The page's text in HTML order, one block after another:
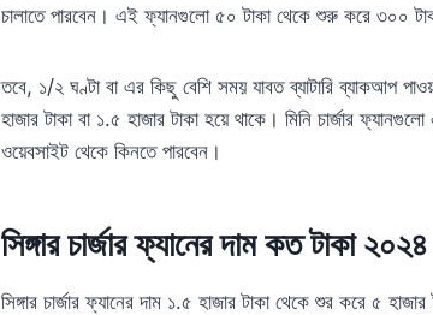
চালাতে পারবেন। এই ফ্যানগুলো ৫০ টাকা থেকে শুরু করে ৩০০
তবে, ১/২ ঘণ্টা বা এর কিছু বেশি সময় যাবত ব্যাটারি ব্যাকআপ
হাজার টাকা বা ১.৫ হাজার টাকা হয়ে থাকে। মিনি চার্জার
ওয়েবসাইট থেকে কিনতে পারবেন।
সিঙ্গার চার্জার ফ্যানের দাম কত টাকা ২০২৪
সিঙ্গার চার্জার ফ্যানের দাম ১.৫ হাজার টাকা থেকে শুর করে ৫